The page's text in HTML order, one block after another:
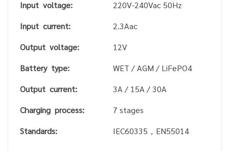
Input voltage:
220V-240Vac 50Hz
Input current:
2.3Aac
Output voltage:
12V
Battery type:
WET / AGM / LiFePO4
Output current:
3A / 15A / 30A
Charging process:
7 stages
Standards:
IEC60335，EN55014